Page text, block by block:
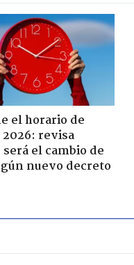
el horario de
revisa
el cambio de
nuevo decreto